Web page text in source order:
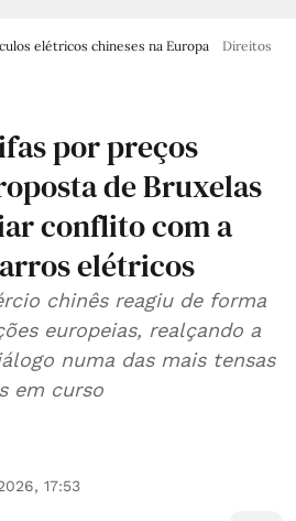
elétricos chineses na Europa
Direitos
por preços
de Bruxelas
conflito com a
elétricos
chinês reagiu de forma
europeias, realçando a
numa das mais tensas
em curso
17:53